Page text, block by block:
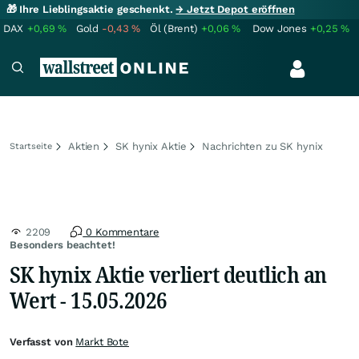
🎁 Ihre Lieblingsaktie geschenkt.→ Jetzt Depot eröffnen
DAX +0,69% Gold -0,43% Öl (Brent) +0,06% Dow Jones +0,25%
Startseite Aktien SK hynix Aktie Nachrichten zu SK hynix
Besonders beachtet!
2209 0 Kommentare
SK hynix Aktie verliert deutlich an
Wert - 15.05.2026
Verfasst von Markt Bote